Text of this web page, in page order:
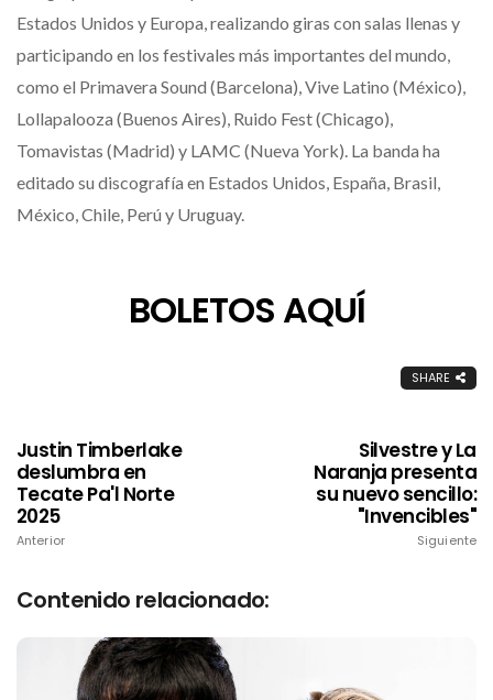
Estados Unidos y Europa, realizando giras con salas llenas y
participando en los festivales más importantes del mundo,
como el Primavera Sound (Barcelona), Vive Latino (México),
Lollapalooza (Buenos Aires), Ruido Fest (Chicago),
Tomavistas (Madrid) y LAMC (Nueva York). La banda ha
editado su discografía en Estados Unidos, España, Brasil,
México, Chile, Perú y Uruguay.
BOLETOS AQUÍ
SHARE
Justin Timberlake
deslumbra en
Tecate Pa'l Norte
2025
Anterior
Silvestre y La
Naranja presenta
su nuevo sencillo:
"Invencibles"
Siguiente
Contenido relacionado: